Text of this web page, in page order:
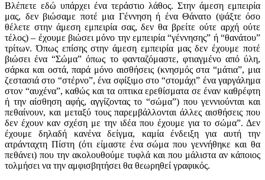
Βλέπετε εδώ υπάρχει ένα τεράστιο λάθος. Στην άμεση εμπειρία
μας, δεν βιώσαμε ποτέ μια Γέννηση ή ένα Θάνατο (ψάξτε όσο
θέλετε στην άμεση εμπειρία σας, δεν θα βρείτε ούτε αρχή ούτε
τέλος) – έχουμε βιώσει μόνο την εμπειρία “γέννησης” ή “θανάτου”
τρίτων. Όπως επίσης στην άμεση εμπειρία μας δεν έχουμε ποτέ
βιώσει ένα “Σώμα” όπως το φανταζόμαστε, φτιαγμένο από ύλη,
σάρκα και οστά, παρά μόνο αισθήσεις (κνησμός στα “μάτια”, μια
ζεστασιά στο “στέρνο”, ένα σφίξιμο στο “στομάχι” ένα γαργάλημα
στον “αυχένα”, καθώς και τα οπτικα ερεθίσματα σε έναν καθρέφτη
ή την αίσθηση αφής, αγγίζοντας το “σώμα”) που γεννιούνται και
πεθαίνουν, και μεταξύ τους παρεμβάλλονται άλλες αισθήσεις που
δεν έχουν καν σχέση με την ιδέα που έχουμε για το σώμα”. Δεν
έχουμε δηλαδή κανένα δείγμα, καμία ένδειξη για αυτή την
ατράνταχτη Πίστη (ότι είμαστε ένα σώμα που γεννήθηκε και θα
πεθάνει) που την ακολουθούμε τυφλά και που μάλιστα αν κάποιος
τολμήσει να την αμφισβητήσει θα θεωρηθεί γραφικός.